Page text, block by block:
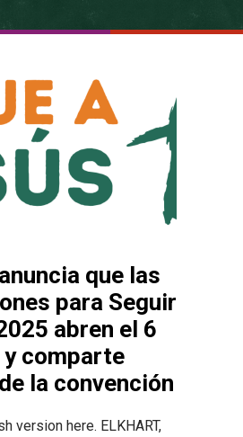
que las
para Seguir
abren el 6
y comparte
la convención
version here. ELKHART,